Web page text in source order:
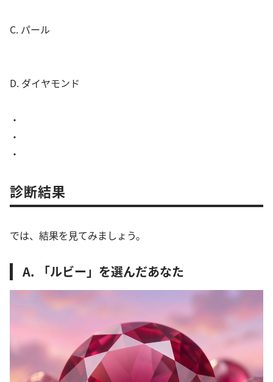
C. パール
D. ダイヤモンド
・
・
・
診断結果
では、結果を見てみましょう。
A. 「ルビー」を選んだあなた